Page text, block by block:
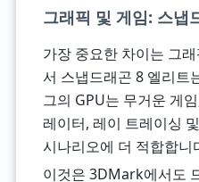
그래픽 및 게임: 스냅
가장 중요한 차이는 그
서 스냅드래곤 8 엘리트
그의 GPU는 무거운 게
레이터, 레이 트레이싱
시나리오에 더 적합합니
이것은 3DMark에서도